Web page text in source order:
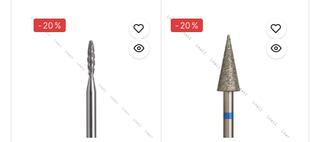
professionale e
lavorazioni più intense.
e lavori delicati.
-20% -20%